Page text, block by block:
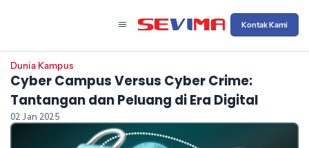
Kontak Kami
Dunia Kampus
Cyber Campus Versus Cyber Crime:
Tantangan dan Peluang di Era Digital
02 Jan 2025